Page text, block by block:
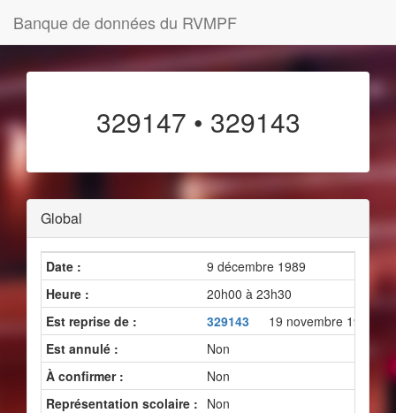
Banque de données du RVMPF
329147 • 329143
Global
Date :
9 décembre 1989
Heure :
20h00 à 23h30
Est reprise de :
329143
19 novembre 1989
Est annulé :
Non
À confirmer :
Non
Représentation scolaire : Non